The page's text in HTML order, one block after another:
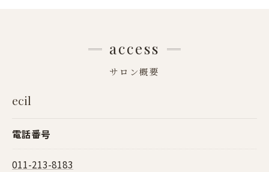
サロン概要
access
ecil
電話番号
011-213-8183